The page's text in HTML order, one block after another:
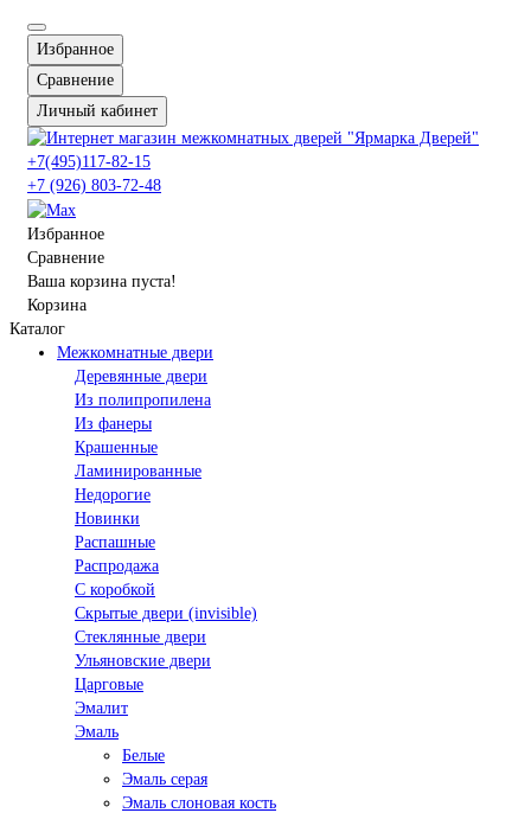
Избранное
Сравнение
Личный кабинет
+7(495)117-82-15
+7 (926) 803-72-48
Избранное
Сравнение
Ваша корзина пуста!
Корзина
Каталог
Межкомнатные двери
Деревянные двери
Из полипропилена
Из фанеры
Крашенные
Ламинированные
Недорогие
Новинки
Распашные
Распродажа
С коробкой
Скрытые двери (invisible)
Стеклянные двери
Ульяновские двери
Царговые
Эмалит
Эмаль
Белые
Эмаль серая
Эмаль слоновая кость